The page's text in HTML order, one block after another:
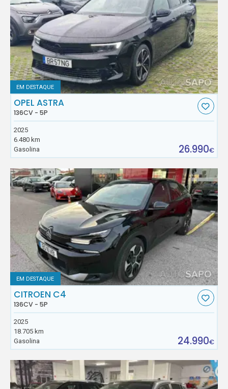
EM DESTAQUE
OPEL ASTRA
136CV - 5P
2025
6.480 km
Gasolina
26.990€
EM DESTAQUE
CITROEN C4
136CV - 5P
2025
18.705 km
Gasolina
24.990€